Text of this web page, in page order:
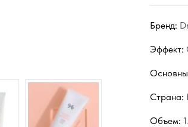
Бренд:
Эффект:
Страна:
Объем: